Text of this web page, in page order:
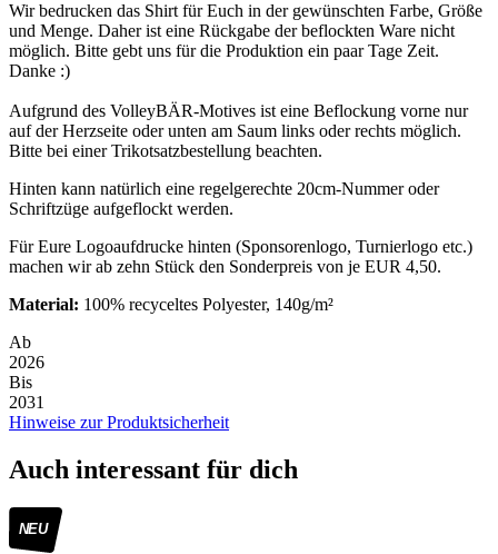
Wir bedrucken das Shirt für Euch in der gewünschten Farbe, Größe
und Menge. Daher ist eine Rückgabe der beflockten Ware nicht
möglich. Bitte gebt uns für die Produktion ein paar Tage Zeit.
Danke :)
Aufgrund des VolleyBÄR-Motives ist eine Beflockung vorne nur
auf der Herzseite oder unten am Saum links oder rechts möglich.
Bitte bei einer Trikotsatzbestellung beachten.
Hinten kann natürlich eine regelgerechte 20cm-Nummer oder
Schriftzüge aufgeflockt werden.
Für Eure Logoaufdrucke hinten (Sponsorenlogo, Turnierlogo etc.)
machen wir ab zehn Stück den Sonderpreis von je EUR 4,50.
Material: 100% recyceltes Polyester, 140g/m²
Ab
2026
Bis
2031
Hinweise zur Produktsicherheit
Auch interessant für dich
NEU